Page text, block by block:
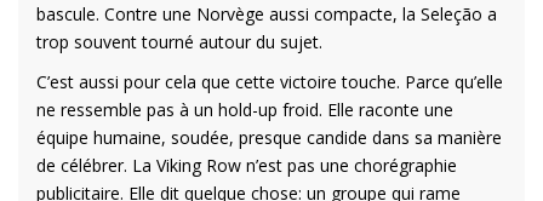
bascule. Contre une Norvège aussi compacte, la Seleção a
trop souvent tourné autour du sujet.
C’est aussi pour cela que cette victoire touche. Parce qu’elle
ne ressemble pas à un hold-up froid. Elle raconte une
équipe humaine, soudée, presque candide dans sa manière
de célébrer. La Viking Row n’est pas une chorégraphie
publicitaire. Elle dit quelque chose: un groupe qui rame